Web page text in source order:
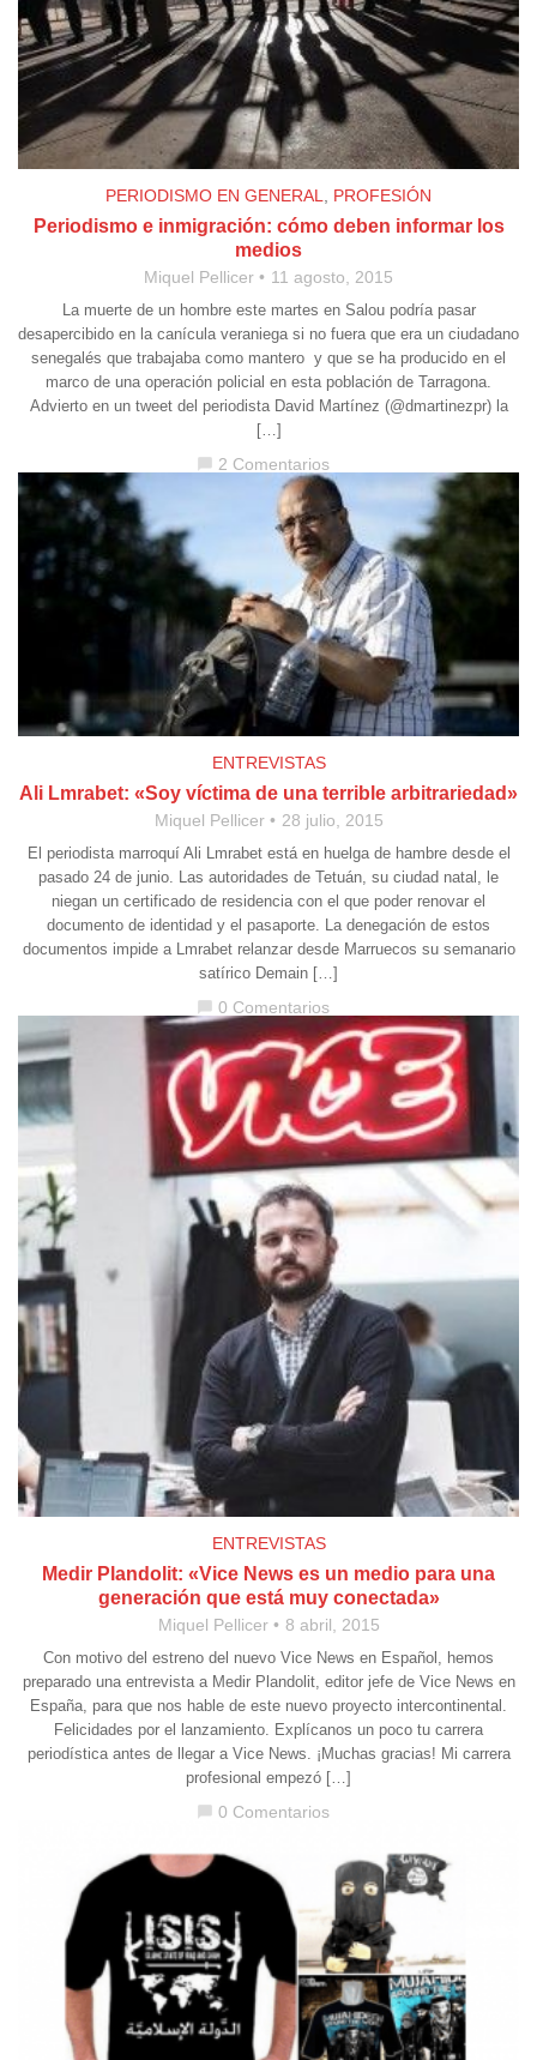
PERIODISMO EN GENERAL PROFESIÓN
Periodismo e inmigración: cómo deben informar los
medios
Miquel Pellicer 11 agosto, 2015
La muerte de un hombre este martes en Salou podría pasar
desapercibido en la canícula veraniega si no fuera que era un ciudadano
senegalés que trabajaba como mantero y que se ha producido en el
marco de una operación policial en esta población de Tarragona.
Advierto en un tweet del periodista David Martínez (@dmartinezpr) la
[…]
2 Comentarios
ENTREVISTAS
Ali Lmrabet: «Soy víctima de una terrible arbitrariedad»
Miquel Pellicer 28 julio, 2015
El periodista marroquí Ali Lmrabet está en huelga de hambre desde el
pasado 24 de junio. Las autoridades de Tetuán, su ciudad natal, le
niegan un certificado de residencia con el que poder renovar el
documento de identidad y el pasaporte. La denegación de estos
documentos impide a Lmrabet relanzar desde Marruecos su semanario
satírico Demain […]
0 Comentarios
ENTREVISTAS
Medir Plandolit: «Vice News es un medio para una
generación que está muy conectada»
Miquel Pellicer 8 abril, 2015
Con motivo del estreno del nuevo Vice News en Español, hemos
preparado una entrevista a Medir Plandolit, editor jefe de Vice News en
España, para que nos hable de este nuevo proyecto intercontinental.
Felicidades por el lanzamiento. Explícanos un poco tu carrera
periodística antes de llegar a Vice News. ¡Muchas gracias! Mi carrera
profesional empezó […]
0 Comentarios